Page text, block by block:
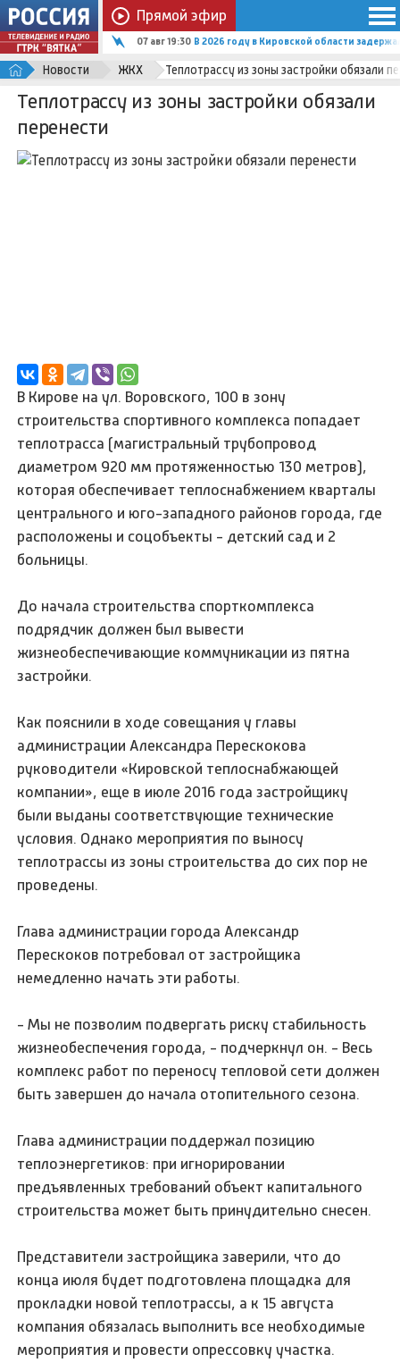
Прямой эфир
07 авг 19:30 В 2026 году в Кировской области
Новости ЖКХ Теплотрассу из зоны застройки обязали
Теплотрассу из зоны застройки обязали
перенести
В Кирове на ул. Воровского, 100 в зону
строительства спортивного комплекса попадает
теплотрасса (магистральный трубопровод
диаметром 920 мм протяженностью 130 метров),
которая обеспечивает теплоснабжением кварталы
центрального и юго-западного районов города, где
расположены и соцобъекты - детский сад и 2
больницы.
До начала строительства спорткомплекса
подрядчик должен был вывести
жизнеобеспечивающие коммуникации из пятна
застройки.
Как пояснили в ходе совещания у главы
администрации Александра Перескокова
руководители «Кировской теплоснабжающей
компании», еще в июле 2016 года застройщику
были выданы соответствующие технические
условия. Однако мероприятия по выносу
теплотрассы из зоны строительства до сих пор не
проведены.
Глава администрации города Александр
Перескоков потребовал от застройщика
немедленно начать эти работы.
- Мы не позволим подвергать риску стабильность
жизнеобеспечения города, - подчеркнул он. - Весь
комплекс работ по переносу тепловой сети должен
быть завершен до начала отопительного сезона.
Глава администрации поддержал позицию
теплоэнергетиков: при игнорировании
предъявленных требований объект капитального
строительства может быть принудительно снесен.
Представители застройщика заверили, что до
конца июля будет подготовлена площадка для
прокладки новой теплотрассы, а к 15 августа
компания обязалась выполнить все необходимые
мероприятия и провести опрессовку участка.